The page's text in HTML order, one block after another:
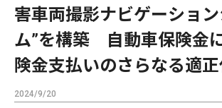
害車両撮影ナビゲーショ
ム”を構築 自動車保険金
険金支払いのさらなる適
2024/9/20